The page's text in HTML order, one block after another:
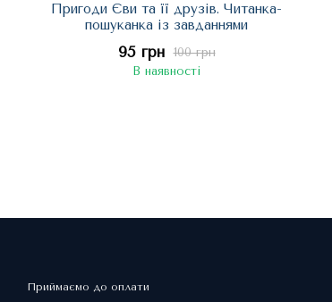
Пригоди Єви та її друзів. Читанка-
пошуканка із завданнями
100 грн
95 грн
В наявності
Приймаємо до оплати